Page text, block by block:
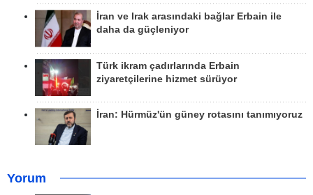
İran ve Irak arasındaki bağlar Erbain ile
daha da güçleniyor
Türk ikram çadırlarında Erbain
ziyaretçilerine hizmet sürüyor
İran: Hürmüz'ün güney rotasını tanımıyoruz
Yorum